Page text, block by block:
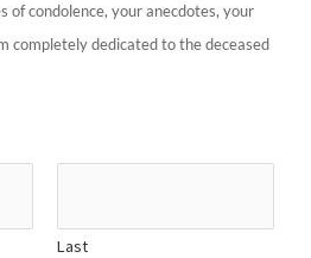
of condolence, your anecdotes, your
completely dedicated to the deceased
Last